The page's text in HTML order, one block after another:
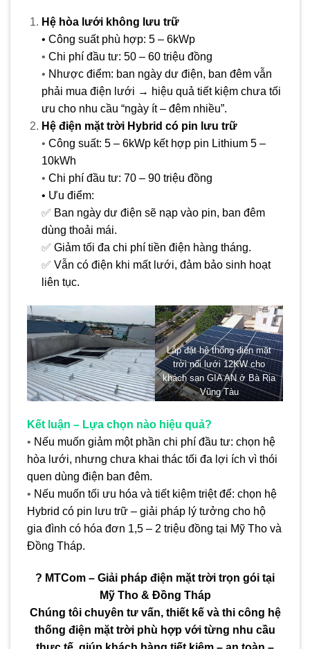
Hệ hòa lưới không lưu trữ
• Công suất phù hợp: 5 – 6kWp
• Chi phí đầu tư: 50 – 60 triệu đồng
• Nhược điểm: ban ngày dư điện, ban đêm vẫn
phải mua điện lưới → hiệu quả tiết kiệm chưa tối
ưu cho nhu cầu “ngày ít – đêm nhiều”.
Hệ điện mặt trời Hybrid có pin lưu trữ
• Công suất: 5 – 6kWp kết hợp pin Lithium 5 –
10kWh
• Chi phí đầu tư: 70 – 90 triệu đồng
• Ưu điểm:
✅ Ban ngày dư điện sẽ nạp vào pin, ban đêm
dùng thoải mái.
✅ Giảm tối đa chi phí tiền điện hàng tháng.
✅ Vẫn có điện khi mất lưới, đảm bảo sinh hoạt
liên tục.
Lắp đặt hệ thống điện mặt
trời nối lưới 12KW cho
khách sạn GIA AN ở Bà Rịa
Vũng Tàu
Kết luận – Lựa chọn nào hiệu quả?
• Nếu muốn giảm một phần chi phí đầu tư: chọn hệ
hòa lưới, nhưng chưa khai thác tối đa lợi ích vì thói
quen dùng điện ban đêm.
• Nếu muốn tối ưu hóa và tiết kiệm triệt để: chọn hệ
Hybrid có pin lưu trữ – giải pháp lý tưởng cho hộ
gia đình có hóa đơn 1,5 – 2 triệu đồng tại Mỹ Tho và
Đồng Tháp.
? MTCom – Giải pháp điện mặt trời trọn gói tại
Mỹ Tho & Đồng Tháp
Chúng tôi chuyên tư vấn, thiết kế và thi công hệ
thống điện mặt trời phù hợp với từng nhu cầu